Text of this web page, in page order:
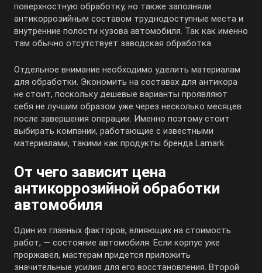
поверхностную обработку, но также заполняли
антикоррозийным составом труднодоступные места и
внутренние полости кузова автомобиля. Так как именно
там обычно отсутствует заводская обработка.
Отдельное внимание необходимо уделить материалам
для обработки. Экономить на составах для антикора
не стоит, поскольку дешевые варианты проявляют
себя не лучшим образом уже через несколько месяцев
после завершения операции. Именно поэтому стоит
выбирать компании, работающие с известными
материалами, такими как продукты бренда Lamark.
От чего зависит цена
антикоррозийной обработки
автомобиля
Один из главных факторов, влияющих на стоимость
работ, — состояние автомобиля. Если корпус уже
проржавел, мастерам придется приложить
значительные усилия для его восстановления. Второй